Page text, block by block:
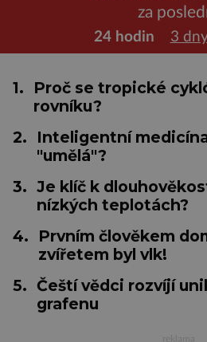
za
24 hodin 3
1.
Proč se tropické
rovníku?
2.
Inteligentní
"umělá"?
3. Je klíč k
nízkých teplotách?
4.
Prvním člověkem
zvířetem byl vlk!
5. Čeští vědci rozvíjí
grafenu